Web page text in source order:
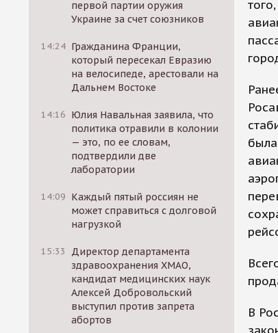
первой партии оружия
Украине за счет союзников
14:24 Гражданина Франции,
который пересекал Евразию
на велосипеде, арестовали на
Дальнем Востоке
14:16 Юлия Навальная заявила, что
политика отравили в колонии
— это, по ее словам,
подтвердили две
лаборатории
14:09 Каждый пятый россиян не
может справиться с долговой
нагрузкой
15:33
Директор департамента
здравоохранения ХМАО,
кандидат медицинских наук
Алексей Добровольский
выступил против запрета
абортов
В